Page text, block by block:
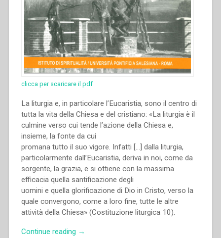
clicca per scaricare il pdf
La liturgia e, in particolare l’Eucaristia, sono il centro di
tutta la vita della Chiesa e del cristiano: «La liturgia è il
culmine verso cui tende l’azione della Chiesa e,
insieme, la fonte da cui
promana tutto il suo vigore. Infatti […] dalla liturgia,
particolarmente dall’Eucaristia, deriva in noi, come da
sorgente, la grazia, e si ottiene con la massima
efficacia quella santificazione degli
uomini e quella glorificazione di Dio in Cristo, verso la
quale convergono, come a loro fine, tutte le altre
attività della Chiesa» (Costituzione liturgica 10).
Continue reading “Gianfranco
→